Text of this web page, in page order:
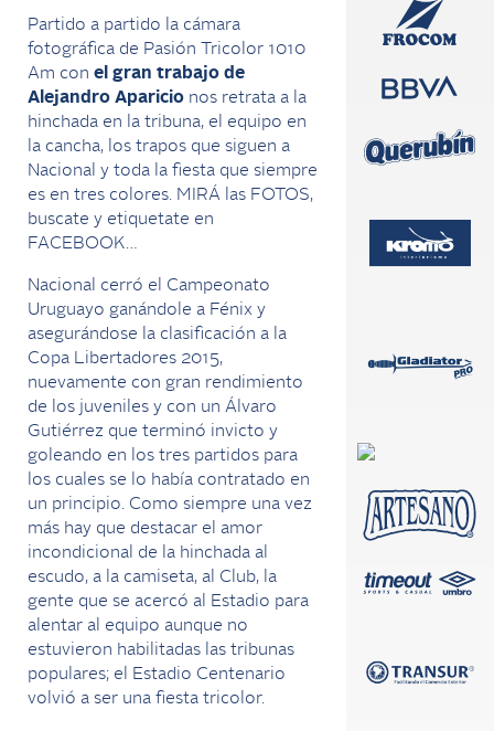
Partido a partido la cámara
fotográfica de Pasión Tricolor 1010
Am con el gran trabajo de
Alejandro Aparicio nos retrata a la
hinchada en la tribuna, el equipo en
la cancha, los trapos que siguen a
Nacional y toda la fiesta que siempre
es en tres colores. MIRÁ las FOTOS,
buscate y etiquetate en
FACEBOOK…
Nacional cerró el Campeonato
Uruguayo ganándole a Fénix y
asegurándose la clasificación a la
Copa Libertadores 2015,
nuevamente con gran rendimiento
de los juveniles y con un Álvaro
Gutiérrez que terminó invicto y
goleando en los tres partidos para
los cuales se lo había contratado en
un principio. Como siempre una vez
más hay que destacar el amor
incondicional de la hinchada al
escudo, a la camiseta, al Club, la
gente que se acercó al Estadio para
alentar al equipo aunque no
estuvieron habilitadas las tribunas
populares; el Estadio Centenario
volvió a ser una fiesta tricolor.